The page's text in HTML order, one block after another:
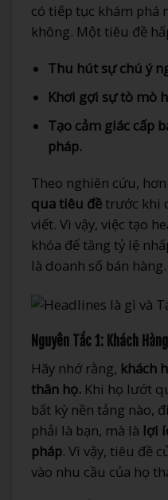
có tiếp tục khám phá
không. Một tiêu đề
Thu hút sự chú ý
Khơi gợi sự tò mò
Tạo cảm giác cấp
pháp.
Theo nghiên cứu, hơn
qua tiêu đề trước khi
viết. Vì vậy, việc tạo
khóa để tăng tỷ lệ
là doanh số bán hàng.
Nguyên Tắc 1: Khách
Hãy nhớ rằng, khách
thân họ. Khi họ lướt
bất kỳ nền tảng nào,
phải là bạn, mà là lợi
pháp. Vì vậy, tiêu đề
vào nhu cầu của họ